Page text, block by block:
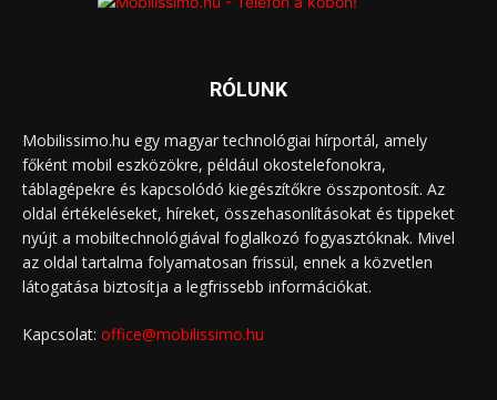
RÓLUNK
Mobilissimo.hu egy magyar technológiai hírportál, amely
főként mobil eszközökre, például okostelefonokra,
táblagépekre és kapcsolódó kiegészítőkre összpontosít. Az
oldal értékeléseket, híreket, összehasonlításokat és tippeket
nyújt a mobiltechnológiával foglalkozó fogyasztóknak. Mivel
az oldal tartalma folyamatosan frissül, ennek a közvetlen
látogatása biztosítja a legfrissebb információkat.
Kapcsolat: office@mobilissimo.hu